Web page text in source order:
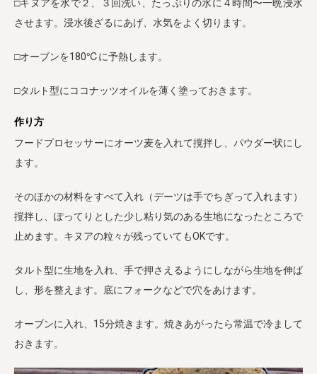
□キヌアを水で２、３回洗い、たっぷりの水に４時間〜一晩浸水
させます。浸水後ざるにあげ、水気をよく切ります。
□オーブンを180℃に予熱します。
□タルト型にココナッツオイルを薄く塗っておきます。
作り方
フードプロセッサーにオーツ麦を入れて撹拌し、パウダー状にし
ます。
そのほかの材料をすべて入れ（デーツは手でちぎって入れます）
撹拌し、ぽってりとした少し粘り気のある生地になったところで
止めます。キヌアの粒々が残っていてもOKです。
タルト型に生地を入れ、手で押さえるようにしながら生地を伸ば
し、形を整えます。底にフォークなどで穴をあけます。
オーブンに入れ、15分焼きます。焼きあがったら常温で冷まして
おきます。